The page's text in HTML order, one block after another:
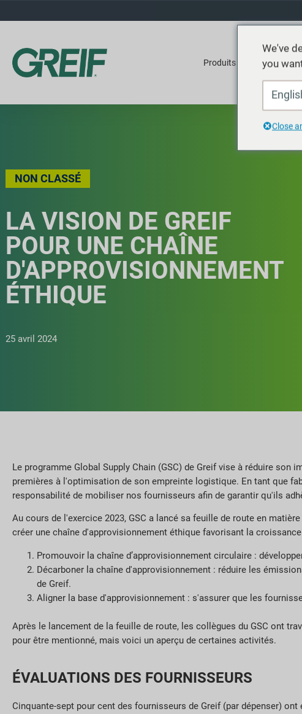
Produits Services
NON CLASSÉ
LA VISION DE GREIF
POUR UNE CHAÎNE
D'APPROVISIONNEMENT
ÉTHIQUE
25 avril 2024
Le programme Global Supply Chain (GSC) de Greif vise à réduire
premières à l'optimisation de son empreinte logistique. En tant que
responsabilité de mobiliser nos fournisseurs afin de garantir qu'ils
Au cours de l'exercice 2023, GSC a lancé sa feuille de route en
créer une chaîne d'approvisionnement éthique favorisant la
Promouvoir la chaîne d’approvisionnement circulaire :
Décarboner la chaîne d'approvisionnement : réduire les
de Greif.
Aligner la base d'approvisionnement : s'assurer que les
Après le lancement de la feuille de route, les collègues du GSC ont
pour être mentionné, mais voici un aperçu de certaines activités.
ÉVALUATIONS DES FOURNISSEURS
Cinquante-sept pour cent des fournisseurs de Greif (par dépenser) ont
We've
you
Close